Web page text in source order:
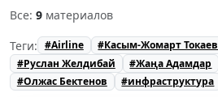
Все: 9 материалов
Теги: #Airline #Касым-Жомарт Токаев
#Руслан Желдибай
#Жаңа Адамдар
#Олжас Бектенов
#инфраструктура